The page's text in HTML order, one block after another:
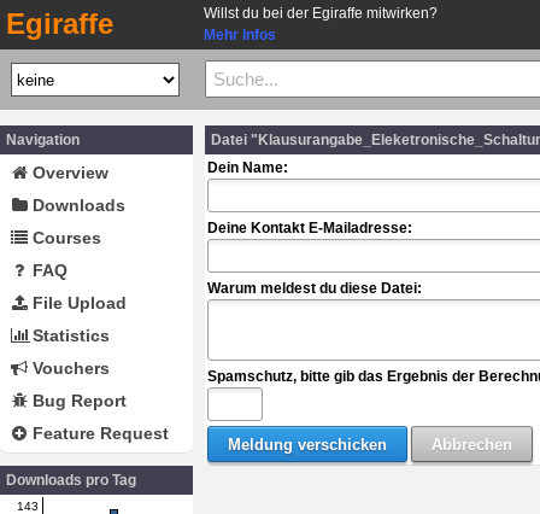
Egiraffe
Willst du bei der Egiraffe mitwirken?
Mehr Infos
Navigation
Overview
Downloads
Courses
FAQ
File Upload
Statistics
Vouchers
Bug Report
Feature Request
Downloads pro Tag
143
Datei
Dein Name:
Deine Kontakt E-Mailadresse:
Warum meldest du diese Datei:
Spamschutz, bitte gib das Ergebnis der